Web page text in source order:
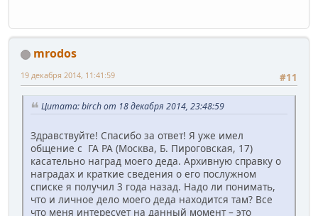
mrodos
#11
19 декабря 2014, 11:41:59
Цитата: birch от 18 декабря 2014, 23:48:59
Здравствуйте! Спасибо за ответ! Я уже имел
общение с ГА РА (Москва, Б. Пироговская, 17)
касательно наград моего деда. Архивную справку о
наградах и краткие сведения о его послужном
списке я получил 3 года назад. Надо ли понимать,
что и личное дело моего деда находится там? Все
что меня интересует на данный момент – это